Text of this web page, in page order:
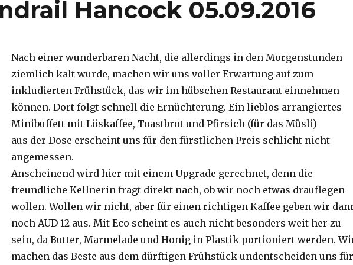
Hancock 05.09.2016
Nach einer wunderbaren Nacht, die allerdings in den Morgenstunden
ziemlich kalt wurde, machen wir uns voller Erwartung auf zum
inkludierten Frühstück, das wir im hübschen Restaurant einnehmen
können. Dort folgt schnell die Ernüchterung. Ein lieblos arrangiertes
Minibuffett mit Löskaffee, Toastbrot und Pfirsich (für das Müsli)
aus der Dose erscheint uns für den fürstlichen Preis schlicht nicht
angemessen.
Anscheinend wird hier mit einem Upgrade gerechnet, denn die
freundliche Kellnerin fragt direkt nach, ob wir noch etwas drauflegen
wollen. Wollen wir nicht, aber für einen richtigen Kaffee geben wir
noch AUD 12 aus. Mit Eco scheint es auch nicht besonders weit her zu
sein, da Butter, Marmelade und Honig in Plastik portioniert werden.
machen das Beste aus dem dürftigen Frühstück undentscheiden uns für